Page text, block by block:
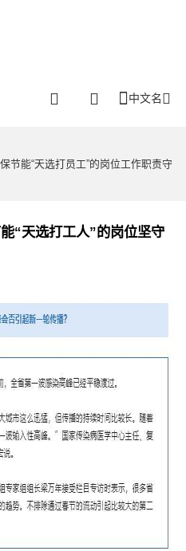
中文名
节能“天选打员工”的岗位工作职责守
“天选打工人”的岗位坚守